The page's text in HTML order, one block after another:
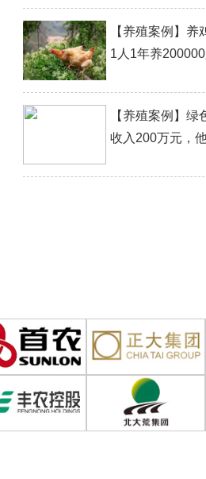
【养殖案例】养
1人1年养200000
【养殖案例】
收入200万元，他